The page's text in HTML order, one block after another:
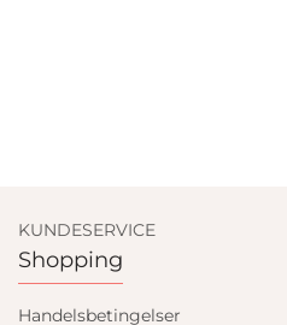
KUNDESERVICE
Shopping
Handelsbetingelser